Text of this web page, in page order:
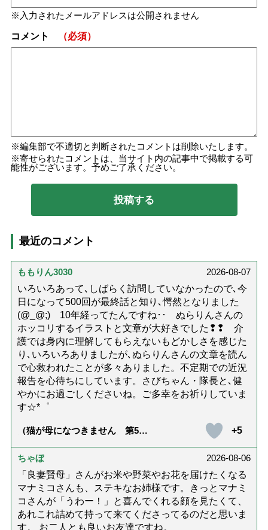
入力されたメールアドレスは公開されません
コメント （必須）
編集部で不適切と判断されたコメントは削除いたします。
寄せられたコメントは、当サイト内の記事中で掲載する可
能性がございます。予めご了承ください。
最近のコメント
ももりん3030
2026-08-07
いろいろあって､しばらく訪問していなかったので､今
日になって500回が最終話と知り､愕然となりました
(@_@;) 10年経ってたんですね･･ ぬらりんさんの
ホッコリするイラストと文章が大好きでした❢❢ 介
護では身内に理解してもらえないもどかしさを感じた
り､いろいろありましたが､ぬらりんさんの文章を読ん
で心救われたことが多々ありました。不定期での近況
報告を心待ちにしています。さびちゃん・隊長と､健
やかにお過ごしくださいね。ご多幸をお祈りしていま
す☆*゜
（猫が母になつきません 第500
+5
ちゃぼ
2026-08-06
「良妻賢母」さんがお米や野菜やお花を届けたくなる
マナミコさんも、ステキなお姉様です。きっとマナミ
コさんが「うわー！」と喜んでくれる顔を見たくて、
あれこれ詰めて持って来てくださってるのだと思いま
す。 お二人とも良いお友達ですね。